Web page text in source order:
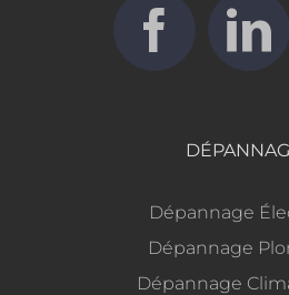
Dépannage
Dépannage
Dépannage